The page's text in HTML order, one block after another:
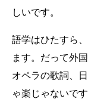
しいです。
語学はひたすら、
ます。だって外
オペラの歌詞、
ゃ楽じゃないで